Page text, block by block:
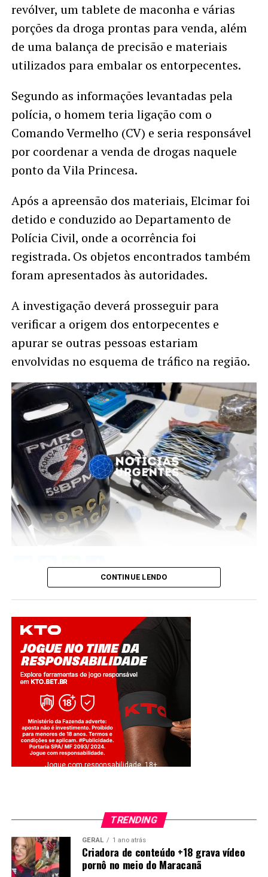
revólver, um tablete de maconha e várias
porções da droga prontas para venda, além
de uma balança de precisão e materiais
utilizados para embalar os entorpecentes.
Segundo as informações levantadas pela
polícia, o homem teria ligação com o
Comando Vermelho (CV) e seria responsável
por coordenar a venda de drogas naquele
ponto da Vila Princesa.
Após a apreensão dos materiais, Elcimar foi
detido e conduzido ao Departamento de
Polícia Civil, onde a ocorrência foi
registrada. Os objetos encontrados também
foram apresentados às autoridades.
A investigação deverá prosseguir para
verificar a origem dos entorpecentes e
apurar se outras pessoas estariam
envolvidas no esquema de tráfico na região.
Twitter
Facebook
WhatsApp
Share
CONTINUE LENDO
Jogue com responsabilidade. 18+
TRENDING
GERAL 1 ano atrás
Criadora de conteúdo +18 grava vídeo
pornô no meio do Maracanã